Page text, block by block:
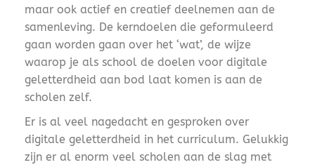
maar ook actief en creatief deelnemen aan de
samenleving. De kerndoelen die geformuleerd
gaan worden gaan over het ‘wat’, de wijze
waarop je als school de doelen voor digitale
geletterdheid aan bod laat komen is aan de
scholen zelf.
Er is al veel nagedacht en gesproken over
digitale geletterdheid in het curriculum. Gelukkig
zijn er al enorm veel scholen aan de slag met